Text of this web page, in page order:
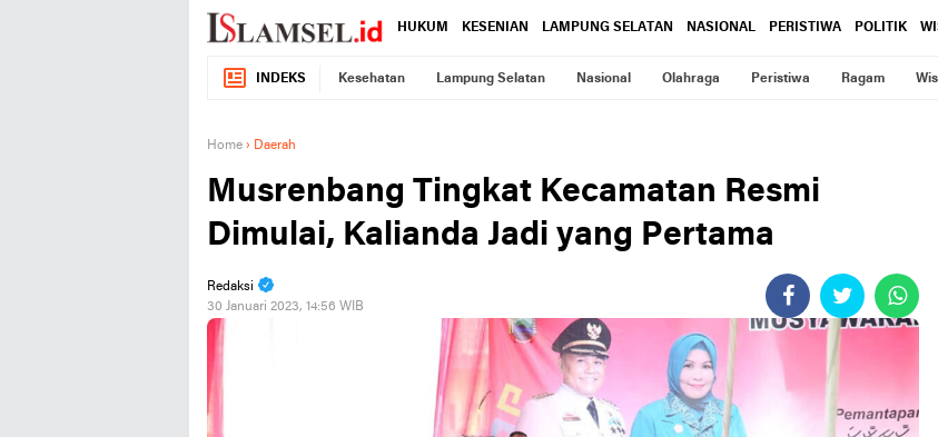
HUKUM KESENIAN LAMPUNG SELATAN NASIONAL PERISTIWA POLITIK
INDEKS Kesehatan Lampung Selatan Nasional Olahraga Peristiwa Ragam
Home › Daerah
Musrenbang Tingkat Kecamatan Resmi
Dimulai, Kalianda Jadi yang Pertama
Redaksi
30 Januari 2023, 14:56 WIB